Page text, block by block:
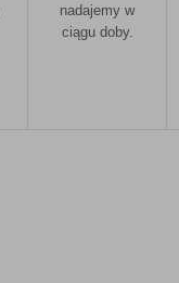
nadajemy w
ciągu doby.